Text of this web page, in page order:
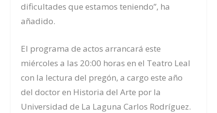
dificultades que estamos teniendo”, ha
añadido.
El programa de actos arrancará este
miércoles a las 20:00 horas en el Teatro Leal
con la lectura del pregón, a cargo este año
del doctor en Historia del Arte por la
Universidad de La Laguna Carlos Rodríguez.